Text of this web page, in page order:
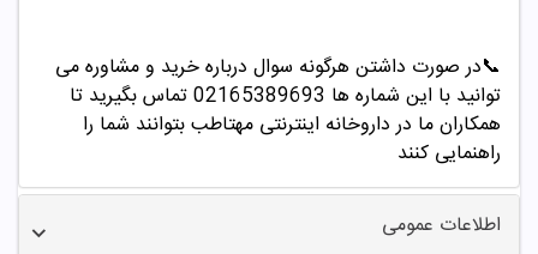
📞در صورت داشتن هرگونه سوال درباره خرید و مشاوره می
توانید با این شماره ها 02165389693
تماس بگیرید تا
همکاران ما در داروخانه اینترنتی مهتاطب بتوانند شما را
راهنمایی کنند
اطلاعات عمومی